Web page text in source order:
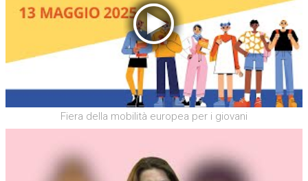
Fiera della mobilità europea per i giovani